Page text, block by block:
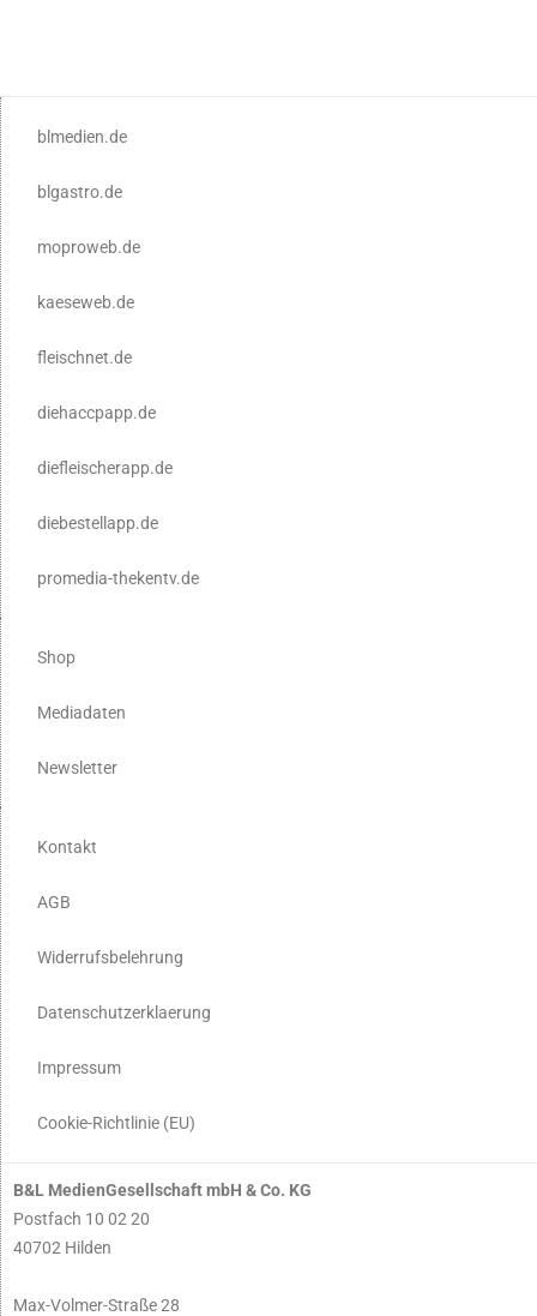
blmedien.de
blgastro.de
moproweb.de
kaeseweb.de
fleischnet.de
diehaccpapp.de
diefleischerapp.de
diebestellapp.de
promedia-thekentv.de
Shop
Mediadaten
Newsletter
Kontakt
AGB
Widerrufsbelehrung
Datenschutzerklaerung
Impressum
Cookie-Richtlinie (EU)
B&L MedienGesellschaft mbH & Co. KG
Postfach 10 02 20
40702 Hilden
Max-Volmer-Straße 28